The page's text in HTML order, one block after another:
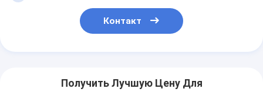
Контакт
Получить Лучшую Цену Для